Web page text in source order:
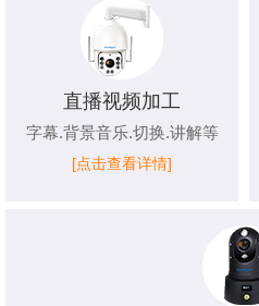
直播视频加工
字幕.背景音乐.切换.讲解等
[点击查看详情]